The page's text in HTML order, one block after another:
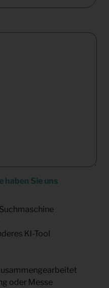
haben Sie uns
KI-Tool
oder Messe